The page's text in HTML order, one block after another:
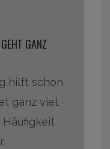
GANZ
hilft schon
ganz viel.
Häufigkeit